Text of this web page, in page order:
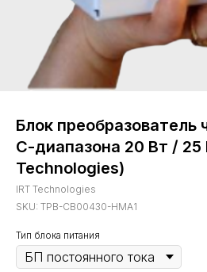
Блок преобразователь
С-диапазона 20 Вт / 25
Technologies)
IRT Technologies
SKU: TPB-CB00430-HMA1
Тип блока питания